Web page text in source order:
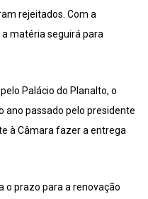
rejeitados. Com a
matéria seguirá para
Palácio do Planalto, o
ano passado pelo presidente
à Câmara fazer a entrega
o prazo para a renovação